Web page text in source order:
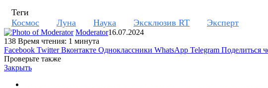
Теги
Космос
Луна Наука Эксклюзив RT Эксперт
Moderator16.07.2024
138 Время чтения: 1 минута
Facebook Twitter Вконтакте Одноклассники WhatsApp Telegram Поделиться
Проверьте также
Закрыть